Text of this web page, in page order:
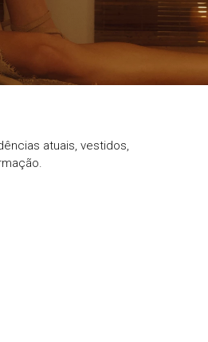
atuais, vestidos,